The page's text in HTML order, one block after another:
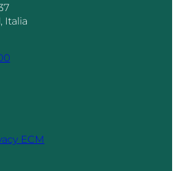
Italia
ECM